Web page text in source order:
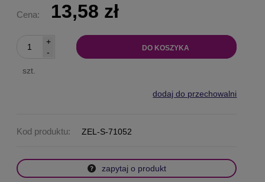
Cena: 13,58 zł
-
+
szt.
DO KOSZYKA
dodaj do przechowalni
Kod produktu: ZEL-S-71052
zapytaj o produkt